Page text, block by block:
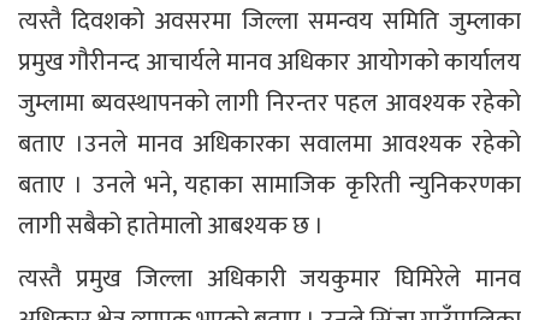
त्यस्तै दिवशको अवसरमा जिल्ला समन्वय समिति जुम्लाका
प्रमुख गौरीनन्द आचार्यले मानव अधिकार आयोगको कार्यालय
जुम्लामा ब्यवस्थापनको लागी निरन्तर पहल आवश्यक रहेको
बताए ।उनले मानव अधिकारका सवालमा आवश्यक रहेको
बताए । उनले भने, यहाका सामाजिक कृरिती न्युनिकरणका
लागी सबैको हातेमालो आबश्यक छ ।
त्यस्तै प्रमुख जिल्ला अधिकारी जयकुमार घिमिरेले मानव